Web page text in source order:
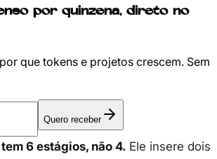
por quinzena, direto no
que tokens e projetos crescem. Sem
Quero receber
6 estágios, não 4. Ele insere dois